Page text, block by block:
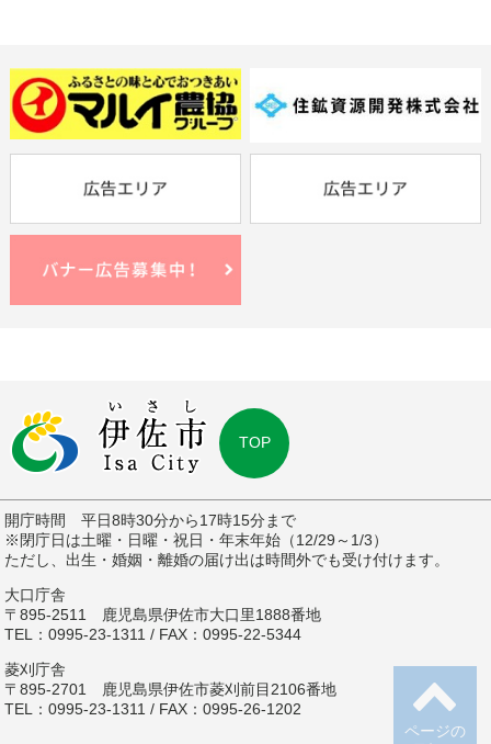
ページの
TOP
開庁時間 平日8時30分から17時15分まで
※閉庁日は土曜・日曜・祝日・年末年始（12/29～1/3）
ただし、出生・婚姻・離婚の届け出は時間外でも受け付けます。
大口庁舎
〒895-2511 鹿児島県伊佐市大口里1888番地
TEL：0995-23-1311 / FAX：0995-22-5344
菱刈庁舎
〒895-2701 鹿児島県伊佐市菱刈前目2106番地
TEL：0995-23-1311 / FAX：0995-26-1202